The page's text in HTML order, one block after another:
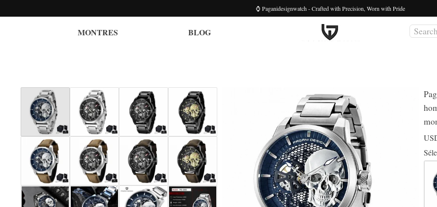
⌚ Paganidesignwatch - Crafted with Precision, Worn with Pride
MONTRES BLOG